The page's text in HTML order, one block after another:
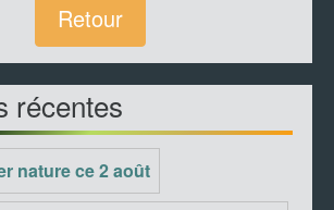
Retour
récentes
nature ce 2 août